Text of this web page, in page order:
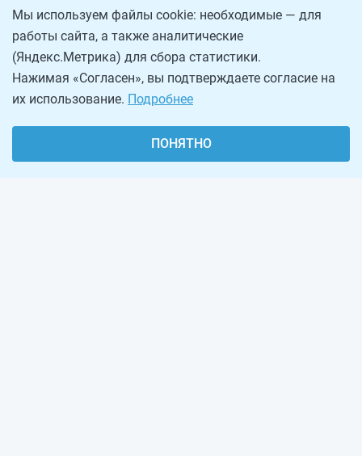
Мы используем файлы cookie: необходимые — для
работы сайта, а также аналитические
(Яндекс.Метрика) для сбора статистики.
Нажимая «Согласен», вы подтверждаете согласие на
их использование. Подробнее
ПОНЯТНО